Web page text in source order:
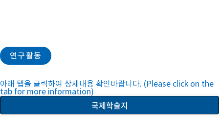
연구활동
아래 탭을 클릭하여 상세내용 확인바랍니다. (Please click on the
tab for more information)
국제학술지